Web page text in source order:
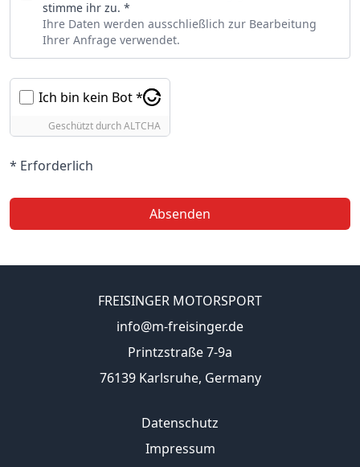
stimme ihr zu. *
Ihre Daten werden ausschließlich zur Bearbeitung
Ihrer Anfrage verwendet.
Ich bin kein Bot *
Geschützt durchALTCHA
* Erforderlich
Absenden
FREISINGER MOTORSPORT
info@m-freisinger.de
Printzstraße 7-9a
76139 Karlsruhe, Germany
Datenschutz
Impressum